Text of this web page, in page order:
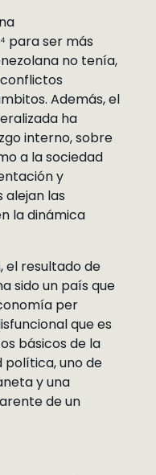
para ser más
no tenía,
Además, el
ha
interno, sobre
a la sociedad
y
alejan las
la dinámica
el resultado de
sido un país que
per
que es
básicos de la
política, uno de
y una
de un